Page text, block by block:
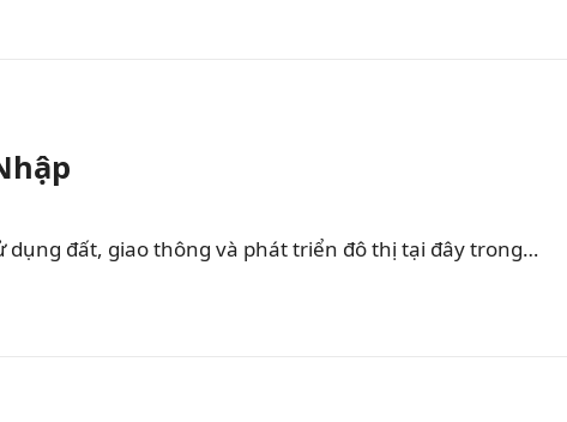
dụng đất, giao thông và phát triển đô thị tại đây trong…